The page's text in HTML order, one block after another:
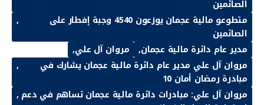
الصائمين
متطوعو مالية عجمان يوزعون 4540 وجبة إفطار على
الصائمين
مدير عام دائرة مالية عجمان
مروان آل علي
مروان آل علي مدير عام دائرة مالية عجمان يشارك في
مبادرة رمضان أمان 10
مروان آل علي: مبادرات دائرة مالية عجمان تساهم في دعم